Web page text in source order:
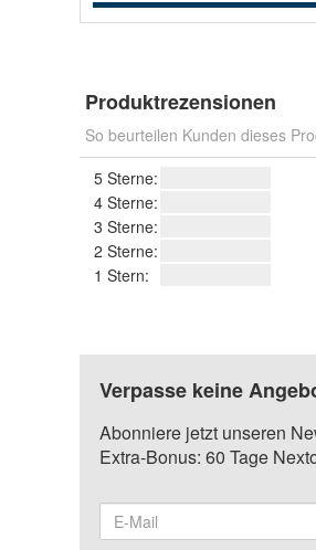
Produktrezensionen
So beurteilen Kunden dieses
5 Sterne:
4 Sterne:
3 Sterne:
2 Sterne:
1 Stern:
Verpasse keine
Abonniere jetzt unseren
Extra-Bonus: 60 Tage